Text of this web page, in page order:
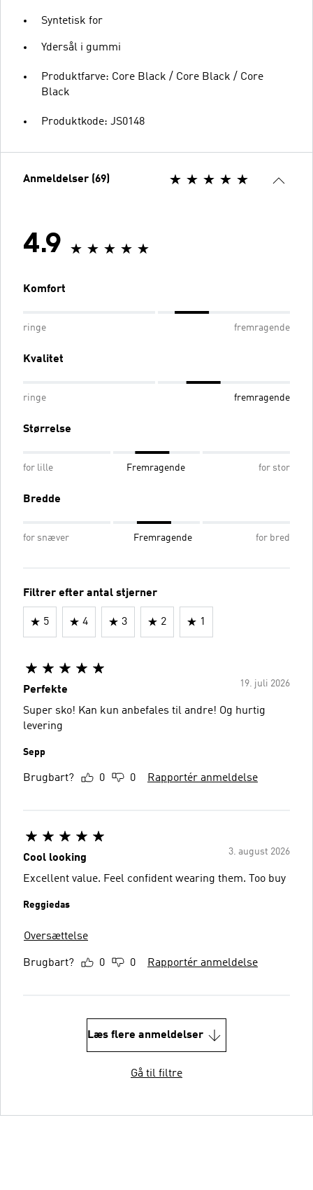
Syntetisk for
Ydersål i gummi
Produktfarve: Core Black / Core Black / Core
Black
Produktkode: JS0148
Anmeldelser (69)
4.9
Komfort
ringe fremragende
Kvalitet
ringe fremragende
Størrelse
for lille Fremragende for stor
Bredde
for snæver Fremragende for bred
Filtrer efter antal stjerner
5 4 3 2 1
19. juli 2026
Perfekte
Super sko! Kan kun anbefales til andre! Og hurtig
levering
Sepp
Brugbart? 0 0 Rapportér anmeldelse
3. august 2026
Cool looking
Excellent value. Feel confident wearing them. Too buy
Reggiedas
Oversættelse
Brugbart? 0 0 Rapportér anmeldelse
Læs flere anmeldelser
Gå til filtre